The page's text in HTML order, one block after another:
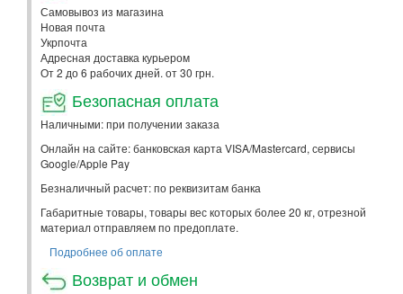
Самовывоз из магазина
Новая почта
Укрпочта
Адресная доставка курьером
От 2 до 6 рабочих дней. от 30 грн.
Безопасная оплата
Наличными: при получении заказа
Онлайн на сайте: банковская карта VISA/Mastercard, сервисы
Google/Apple Pay
Безналичный расчет: по реквизитам банка
Габаритные товары, товары вес которых более 20 кг, отрезной
материал отправляем по предоплате.
Подробнее об оплате
Возврат и обмен